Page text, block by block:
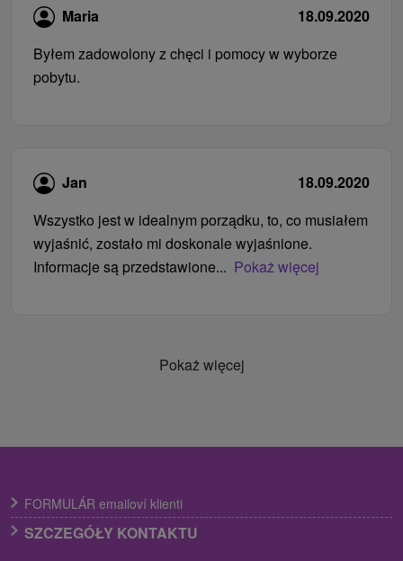
Maria
18.09.2020
Byłem zadowolony z chęci i pomocy w wyborze
pobytu.
Jan
18.09.2020
Wszystko jest w idealnym porządku, to, co musiałem
wyjaśnić, zostało mi doskonale wyjaśnione.
Informacje są przedstawione... Pokaż więcej
Pokaż więcej
FORMULÁR emailoví klienti
SZCZEGÓŁY KONTAKTU